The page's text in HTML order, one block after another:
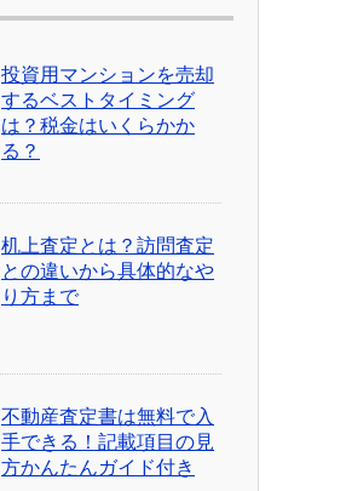
投資用マンションを売却
するベストタイミング
は？税金はいくらかか
る？
机上査定とは？訪問査定
との違いから具体的なや
り方まで
不動産査定書は無料で入
手できる！記載項目の見
方かんたんガイド付き